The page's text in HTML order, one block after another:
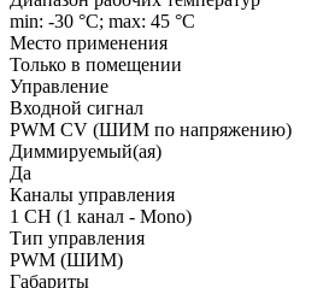
min: -30 °C; max: 45 °C
Место применения
Только в помещении
Управление
Входной сигнал
PWM СV (ШИМ по напряжению)
Диммируемый(ая)
Да
Каналы управления
1 CH (1 канал - Mono)
Тип управления
PWM (ШИМ)
Габариты